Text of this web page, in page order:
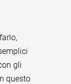
gli
questo